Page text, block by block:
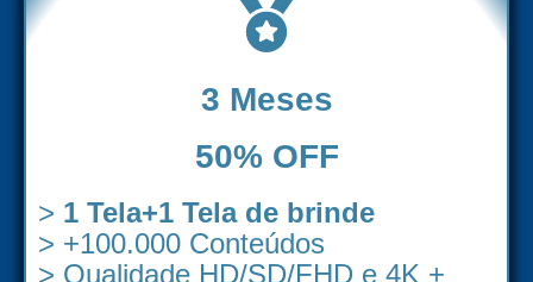
3 Meses
50% OFF
> 1 Tela+1 Tela de brinde
> +100.000 Conteúdos
> Qualidade HD/SD/FHD e 4K +